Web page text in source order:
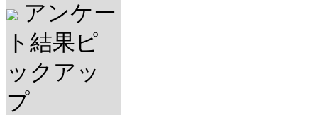
アンケー
ト結果ピ
ックアッ
プ